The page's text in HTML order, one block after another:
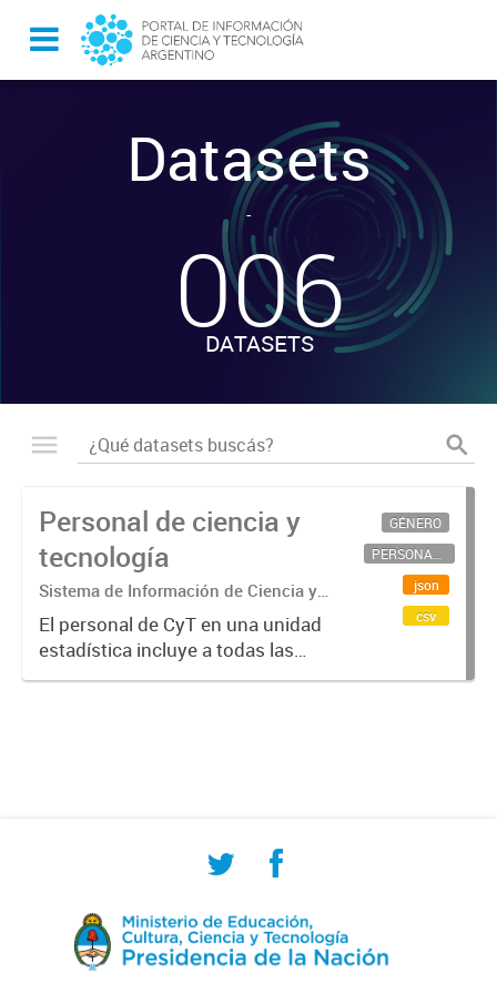
Datasets
-
006
DATASETS
Personal de ciencia y
tecnología
Sistema de Información de Ciencia y
Tecnología Argentino (SICYTAR)
El personal de CyT en una unidad
estadística incluye a todas las
personas involucradas
GÉNERO
PERSONAL CIENTÍFICO-TECNOLÓGICO
json
csv